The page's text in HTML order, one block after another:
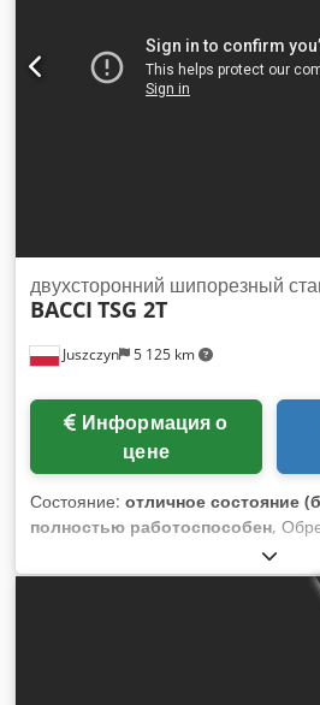
Juszczyn 5 125 km
двухсторонний шипорезный
BACCI TSG 2T
цене
Состояние: отличное состояние
полностью работоспособен,
TSG 2T Скорость вращения
Максимальная ширина шипа: 115
10 – 45 мм Угол наклона стола